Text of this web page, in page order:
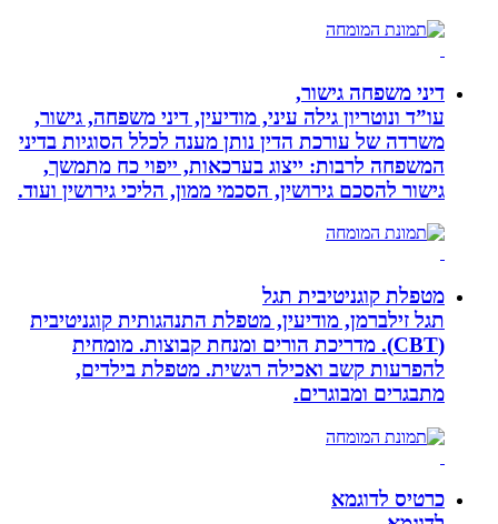
דיני משפחה גישור,
עו”ד ונוטריון גילה עיני, מודיעין, דיני משפחה, גישור,
משרדה של עורכת הדין נותן מענה לכלל הסוגיות בדיני
המשפחה לרבות: ייצוג בערכאות, ייפוי כח מתמשך,
גישור להסכם גירושין, הסכמי ממון, הליכי גירושין ועוד.
מטפלת קוגניטיבית תגל
תגל זילברמן, מודיעין, מטפלת התנהגותית קוגניטיבית
(CBT). מדריכת הורים ומנחת קבוצות. מומחית
להפרעות קשב ואכילה רגשית. מטפלת בילדים,
מתבגרים ומבוגרים.
כרטיס לדוגמא